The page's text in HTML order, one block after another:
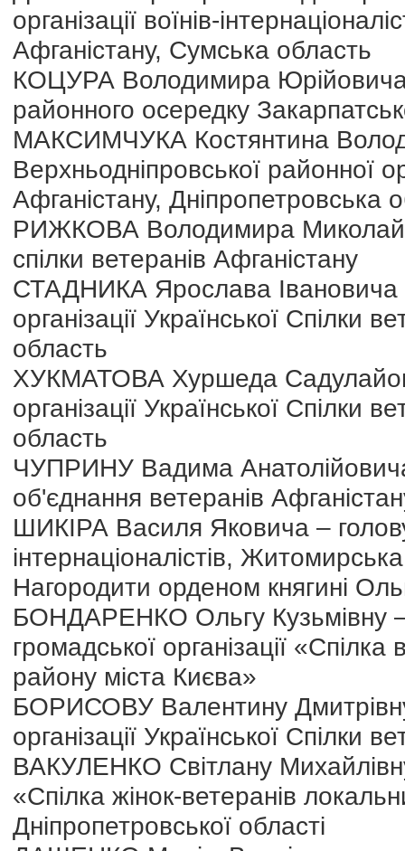
організації воїнів-
Афганістану, Сумська область
КОЦУРА Володимира Юрійовича
районного осередку
МАКСИМЧУКА Костянтина
Верхньодніпровської районної
Афганістану, Дніпропетровська
РИЖКОВА Володимира
спілки ветеранів Афганістану
СТАДНИКА Ярослава Івановича
організації Української Спілки
область
ХУКМАТОВА Хуршеда
організації Української Спілки
область
ЧУПРИНУ Вадима Анатолійовича
об'єднання ветеранів
ШИКІРА Василя Яковича – голову
інтернаціоналістів,
Нагородити орденом княгині
БОНДАРЕНКО Ольгу Кузьмівну –
громадської організації
району міста Києва»
БОРИСОВУ Валентину Дмитрівну
організації Української Спілки
ВАКУЛЕНКО Світлану Михайлівну
«Спілка жінок-ветеранів
Дніпропетровської області